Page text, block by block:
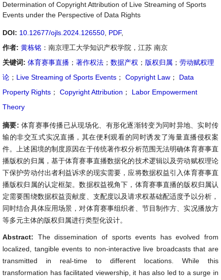
Determination of Copyright Attribution of Live Streaming of Sports
Events under the Perspective of Data Rights
DOI: 10.12677/ojls.2024.126550 PDF,
作者: 黄栋铭 ：南京理工大学知识产权学院，江苏 南京
关键词: 体育赛事直播 ； 著作权法 ； 数据产权 ； 版权归属 ； 劳动赋权理
论 ； Live Streaming of Sports Events ； Copyright Law ；
Data
Property Rights ； Copyright Attribution ；
Labor Empowerment
Theory
摘要: 体育赛事传播已从现场化、有形化逐渐转变为同时异地、实时传
输的非交互式实况直播，其在便利观看的同时诱发了海量直播侵权案
件。上述困境的制度原因在于传统著作权分析范围无法明确体育赛事直
播版权的归属，基于体育赛事直播数据化的技术逻辑以及劳动赋权理论
下保护劳动付出者利益诉求的现实需要，应将数据权益引入体育赛事直
播版权归属的认定框架。数据权益视角下，体育赛事直播的版权归属认
定需要围绕数据权益贡献度、支配度以及请求权基础配适度予以分析，
同时结合具体应用场景，对体育赛事组织者、节目制作方、实况播放方
等多元主体的版权归属进行类型化设计。
Abstract: The dissemination of sports events has evolved from
localized, tangible events to non-interactive live broadcasts that are
transmitted in real-time to different locations. While this
transformation has facilitated viewership, it has also led to a surge in